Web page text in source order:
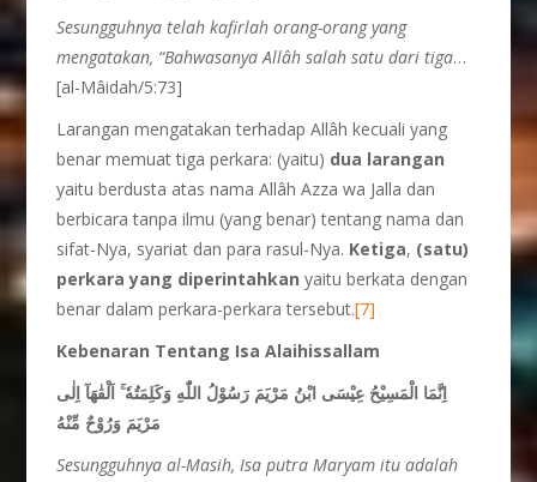
Sesungguhnya telah kafirlah orang-orang yang
mengatakan, “Bahwasanya Allâh salah satu dari tiga…
[al-Mâidah/5:73]
Larangan mengatakan terhadap Allâh kecuali yang
benar memuat tiga perkara: (yaitu) dua larangan
yaitu berdusta atas nama Allâh Azza wa Jalla dan
berbicara tanpa ilmu (yang benar) tentang nama dan
sifat-Nya, syariat dan para rasul-Nya. Ketiga, (satu)
perkara yang diperintahkanyaitu berkata dengan
benar dalam perkara-perkara tersebut.[7]
Kebenaran Tentang Isa Alaihissallam
اِنَّمَا الْمَسِيْحُ عِيْسَى ابْنُ مَرْيَمَ رَسُوْلُ اللّٰهِ وَكَلِمَتُهٗ ۚ اَلْقٰهَآ اِلٰى
مَرْيَمَ وَرُوْحٌ مِّنْهُ
Sesungguhnya al-Masih, Isa putra Maryam itu adalah